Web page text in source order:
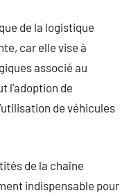
de la logistique
car elle vise à
associé au
l’adoption de
de véhicules
de la chaîne
indispensable pour